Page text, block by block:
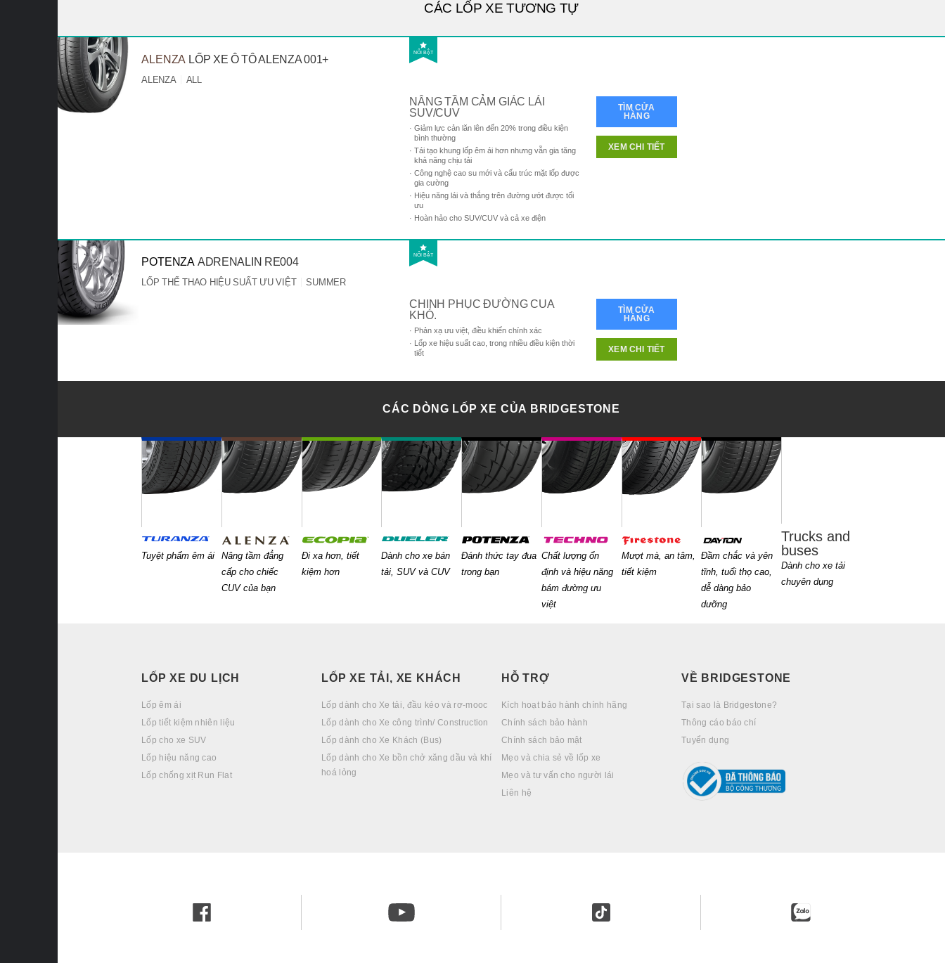
CÁC LỐP XE TƯƠNG TỰ
NỔI BẬT
ALENZA LỐP XE Ô TÔ ALENZA 001+
ALENZA ALL
NÂNG TẦM CẢM GIÁC LÁI
SUV/CUV
Giảm lực cản lăn lên đến 20% trong điều kiện
bình thường
Tái tạo khung lốp êm ái hơn nhưng vẫn gia tăng
khả năng chịu tải
Công nghệ cao su mới và cấu trúc mặt lốp được
gia cường
Hiệu năng lái và thắng trên đường ướt được tối
ưu
Hoàn hảo cho SUV/CUV và cả xe điện
TÌM CỬA
HÀNG
XEM CHI TIẾT
NỔI BẬT
POTENZA ADRENALIN RE004
LỐP THỂ THAO HIỆU SUẤT ƯU VIỆT SUMMER
CHINH PHỤC ĐƯỜNG CUA
KHÓ.
Phản xạ ưu việt, điều khiển chính xác
Lốp xe hiệu suất cao, trong nhiều điều kiện thời
tiết
TÌM CỬA
HÀNG
XEM CHI TIẾT
CÁC DÒNG LỐP XE CỦA BRIDGESTONE
Tuyệt phẩm êm ái
Nâng tầm đẳng
cấp cho chiếc
CUV của bạn
Đi xa hơn, tiết
kiệm hơn
Dành cho xe bán
tải, SUV và CUV
Đánh thức tay đua
trong bạn
Chất lượng ổn
định và hiệu năng
bám đường ưu
việt
Mượt mà, an tâm,
tiết kiệm
Đầm chắc và yên
tĩnh, tuổi thọ cao,
dễ dàng bảo
dưỡng
Trucks and
buses
Dành cho xe tải
chuyên dụng
LỐP XE DU LỊCH
Lốp êm ái
Lốp tiết kiệm nhiên liệu
Lốp cho xe SUV
Lốp hiệu năng cao
Lốp chống xịt Run Flat
LỐP XE TẢI, XE KHÁCH
Lốp dành cho Xe tải, đầu kéo và rơ-mooc
Lốp dành cho Xe công trình/ Construction
Lốp dành cho Xe Khách (Bus)
Lốp dành cho Xe bồn chở xăng dầu và khí
hoá lỏng
HỖ TRỢ
Kích hoạt bảo hành chính hãng
Chính sách bảo hành
Chính sách bảo mật
Mẹo và chia sẻ về lốp xe
Mẹo và tư vấn cho người lái
Liên hệ
VỀ BRIDGESTONE
Tại sao là Bridgestone?
Thông cáo báo chí
Tuyển dụng